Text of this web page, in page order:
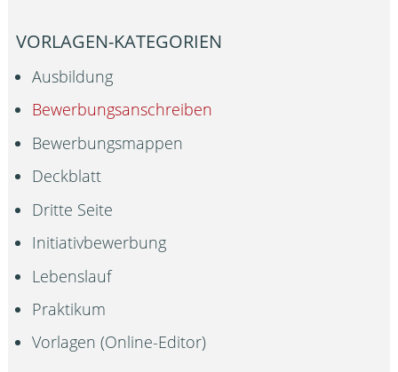
VORLAGEN-KATEGORIEN
Ausbildung
Bewerbungsanschreiben
Bewerbungsmappen
Deckblatt
Dritte Seite
Initiativbewerbung
Lebenslauf
Praktikum
Vorlagen (Online-Editor)